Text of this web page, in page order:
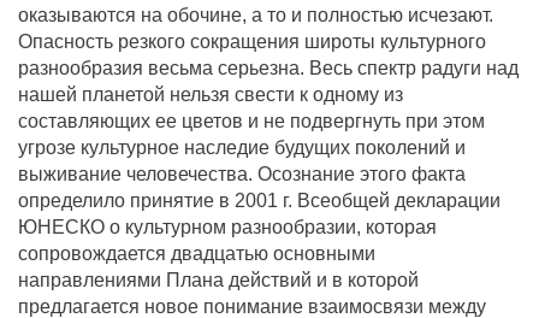
оказываются на обочине, а то и полностью исчезают.
Опасность резкого сокращения широты культурного
разнообразия весьма серьезна. Весь спектр радуги над
нашей планетой нельзя свести к одному из
составляющих ее цветов и не подвергнуть при этом
угрозе культурное наследие будущих поколений и
выживание человечества. Осознание этого факта
определило принятие в 2001 г. Всеобщей декларации
ЮНЕСКО о культурном разнообразии, которая
сопровождается двадцатью основными
направлениями Плана действий и в которой
предлагается новое понимание взаимосвязи между